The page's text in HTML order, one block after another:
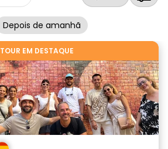
Depois de amanhã
TOUR EM DESTAQUE